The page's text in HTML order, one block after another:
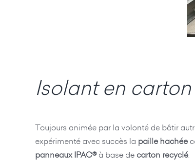
Isolant en
Toujours animée par la volonté de bâtir
expérimenté avec succès la paille hachée
panneaux IPAC®à base de carton recyclé.